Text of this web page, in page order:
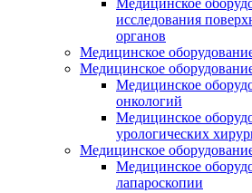
Медицинское
исследования
органов
Медицинское
Медицинское
Медицинское
онкологий
Медицинское
урологических
Медицинское
Медицинское
лапароскопии